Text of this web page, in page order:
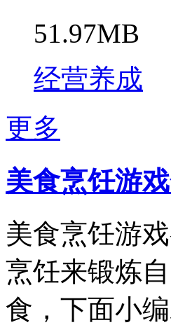
51.97MB
经营养成
更多
美食烹饪游
美食烹饪游
烹饪来锻炼
食，下面小